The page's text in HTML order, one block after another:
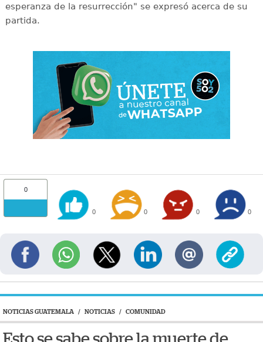
esperanza de la resurrección" se expresó acerca de su
partida.
0
0 0 0 0
NOTICIAS GUATEMALA / NOTICIAS / COMUNIDAD